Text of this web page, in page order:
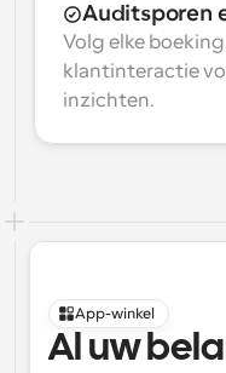
Auditsporen
Volg elke
klantinteractie
inzichten.
App-winkel
Al uw